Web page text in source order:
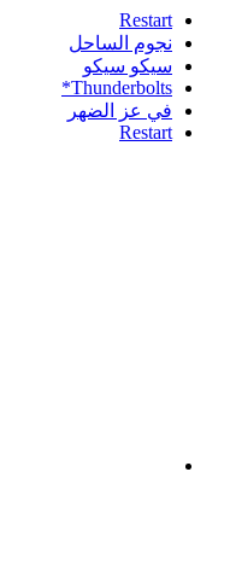
Restart
نجوم الساحل
سيكو سيكو
Thunderbolts*
في عز الضهر
Restart